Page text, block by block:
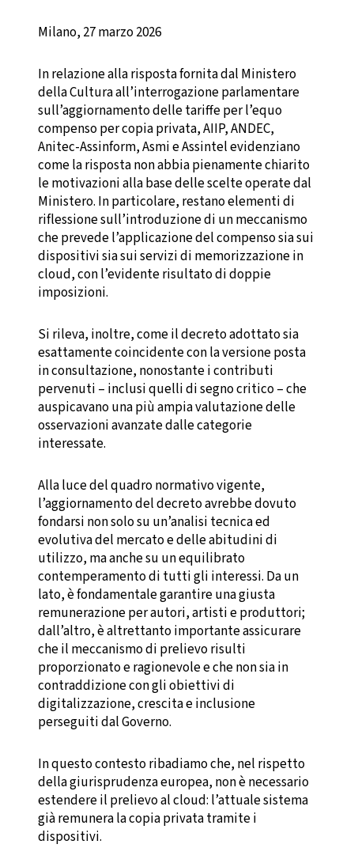
Milano, 27 marzo 2026
In relazione alla risposta fornita dal Ministero
della Cultura all’interrogazione parlamentare
sull’aggiornamento delle tariffe per l’equo
compenso per copia privata, AIIP, ANDEC,
Anitec-Assinform, Asmi e Assintel evidenziano
come la risposta non abbia pienamente chiarito
le motivazioni alla base delle scelte operate dal
Ministero. In particolare, restano elementi di
riflessione sull’introduzione di un meccanismo
che prevede l’applicazione del compenso sia sui
dispositivi sia sui servizi di memorizzazione in
cloud, con l’evidente risultato di doppie
imposizioni.
Si rileva, inoltre, come il decreto adottato sia
esattamente coincidente con la versione posta
in consultazione, nonostante i contributi
pervenuti – inclusi quelli di segno critico – che
auspicavano una più ampia valutazione delle
osservazioni avanzate dalle categorie
interessate.
Alla luce del quadro normativo vigente,
l’aggiornamento del decreto avrebbe dovuto
fondarsi non solo su un’analisi tecnica ed
evolutiva del mercato e delle abitudini di
utilizzo, ma anche su un equilibrato
contemperamento di tutti gli interessi. Da un
lato, è fondamentale garantire una giusta
remunerazione per autori, artisti e produttori;
dall’altro, è altrettanto importante assicurare
che il meccanismo di prelievo risulti
proporzionato e ragionevole e che non sia in
contraddizione con gli obiettivi di
digitalizzazione, crescita e inclusione
perseguiti dal Governo.
In questo contesto ribadiamo che, nel rispetto
della giurisprudenza europea, non è necessario
estendere il prelievo al cloud: l’attuale sistema
già remunera la copia privata tramite i
dispositivi.